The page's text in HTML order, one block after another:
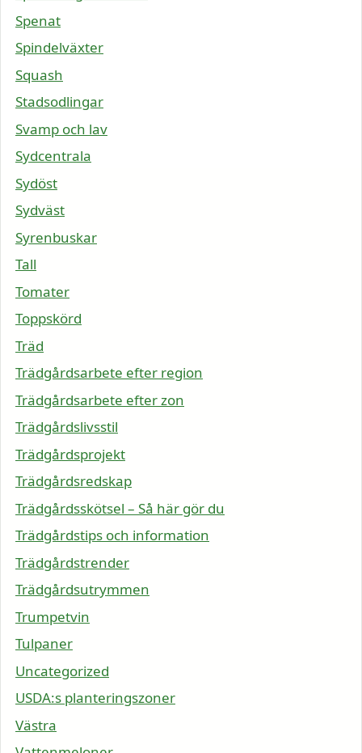
Spenat
Spindelväxter
Squash
Stadsodlingar
Svamp och lav
Sydcentrala
Sydöst
Sydväst
Syrenbuskar
Tall
Tomater
Toppskörd
Träd
Trädgårdsarbete efter region
Trädgårdsarbete efter zon
Trädgårdslivsstil
Trädgårdsprojekt
Trädgårdsredskap
Trädgårdsskötsel – Så här gör du
Trädgårdstips och information
Trädgårdstrender
Trädgårdsutrymmen
Trumpetvin
Tulpaner
Uncategorized
USDA:s planteringszoner
Västra